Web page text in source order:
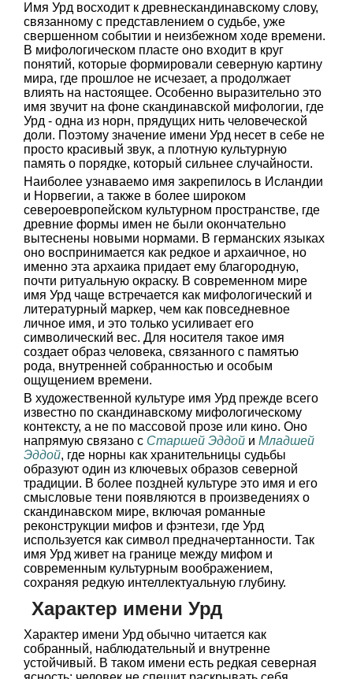
Имя Урд восходит к древнескандинавскому слову,
связанному с представлением о судьбе, уже
свершенном событии и неизбежном ходе времени.
В мифологическом пласте оно входит в круг
понятий, которые формировали северную картину
мира, где прошлое не исчезает, а продолжает
влиять на настоящее. Особенно выразительно это
имя звучит на фоне скандинавской мифологии, где
Урд - одна из норн, прядущих нить человеческой
доли. Поэтому значение имени Урд несет в себе не
просто красивый звук, а плотную культурную
память о порядке, который сильнее случайности.
Наиболее узнаваемо имя закрепилось в Исландии
и Норвегии, а также в более широком
североевропейском культурном пространстве, где
древние формы имен не были окончательно
вытеснены новыми нормами. В германских языках
оно воспринимается как редкое и архаичное, но
именно эта архаика придает ему благородную,
почти ритуальную окраску. В современном мире
имя Урд чаще встречается как мифологический и
литературный маркер, чем как повседневное
личное имя, и это только усиливает его
символический вес. Для носителя такое имя
создает образ человека, связанного с памятью
рода, внутренней собранностью и особым
ощущением времени.
В художественной культуре имя Урд прежде всего
известно по скандинавскому мифологическому
контексту, а не по массовой прозе или кино. Оно
напрямую связано с Старшей Эддой и Младшей
Эддой, где норны как хранительницы судьбы
образуют один из ключевых образов северной
традиции. В более поздней культуре это имя и его
смысловые тени появляются в произведениях о
скандинавском мире, включая романные
реконструкции мифов и фэнтези, где Урд
используется как символ предначертанности. Так
имя Урд живет на границе между мифом и
современным культурным воображением,
сохраняя редкую интеллектуальную глубину.
Характер имени Урд
Характер имени Урд обычно читается как
собранный, наблюдательный и внутренне
устойчивый. В таком имени есть редкая северная